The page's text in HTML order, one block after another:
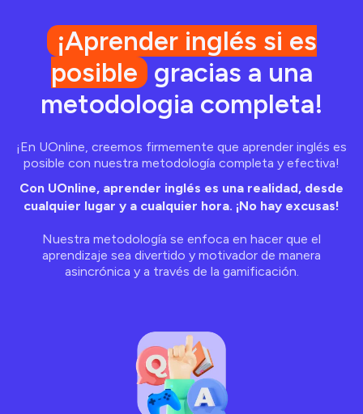
¡Aprender inglés si es
posible gracias a una
metodologia completa!
¡En UOnline, creemos firmemente que aprender inglés es
posible con nuestra metodología completa y efectiva!
Con UOnline, aprender inglés es una realidad, desde
cualquier lugar y a cualquier hora. ¡No hay excusas!
Nuestra metodología se enfoca en hacer que el
aprendizaje sea divertido y motivador de manera
asincrónica y a través de la gamificación.